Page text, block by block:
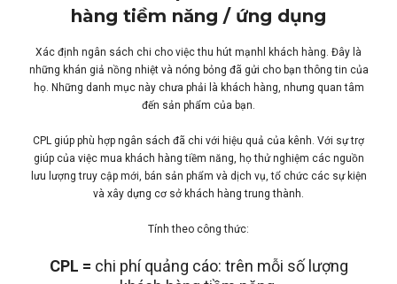
hàng tiềm năng / ứng dụng
Xác định ngân sách chi cho việc thu hút mạnhl khách hàng. Đây là
những khán giả nồng nhiệt và nóng bỏng đã gửi cho bạn thông tin của
họ. Những danh mục này chưa phải là khách hàng, nhưng quan tâm
đến sản phẩm của bạn.
CPL giúp phù hợp ngân sách đã chi với hiệu quả của kênh. Với sự trợ
giúp của việc mua khách hàng tiềm năng, họ thử nghiệm các nguồn
lưu lượng truy cập mới, bán sản phẩm và dịch vụ, tổ chức các sự kiện
và xây dựng cơ sở khách hàng trung thành.
Tính theo công thức:
CPL = chi phí quảng cáo: trên mỗi số lượng